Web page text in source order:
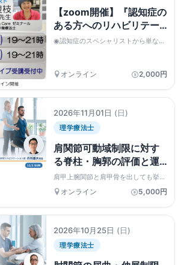
【zoom開催】『認知症の
ある方へのリハビリテー
ション 』【臨床編①】
◉認知症のスペシャリストから単なる
だきます。
オンライン 2,000円
2026年11月01日 (日)
理学療法士
肩関節可動域制限に対す
る脊柱・胸郭の評価と運
動療法〜上肢運動と体幹
の関係性および連動
生
肩甲上腕関節と肩甲骨を出しても挙が
りきらない――その制限因子を脊椎・
胸郭の機能解剖から鑑別し、明日から
見逃し配信あり・受講料返金保証つ
オンライン 5,000円
2026年10月25日 (日)
理学療法士